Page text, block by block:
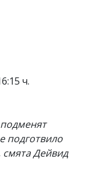
ч.
подготвило
смята Дейвид